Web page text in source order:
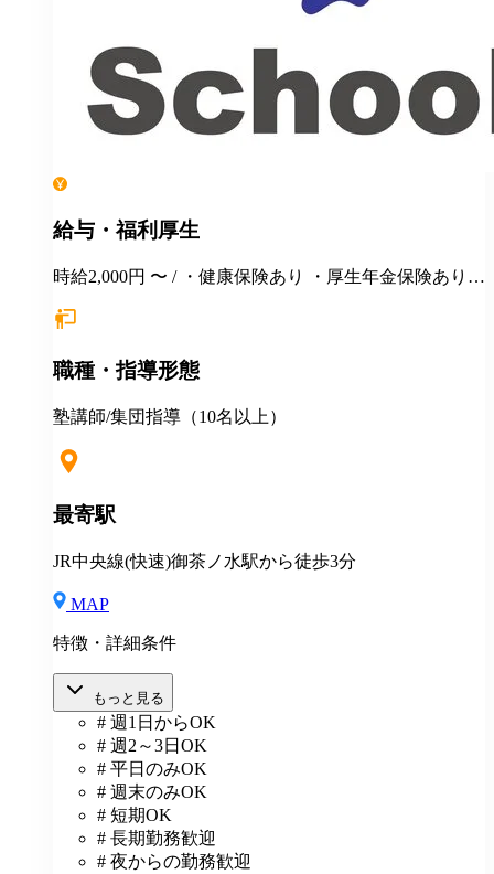
給与・福利厚生
時給2,000円 〜 / ・健康保険あり ・厚生年金保険あり
社会保険・雇用保険加入対象
職種・指導形態
塾講師/集団指導（10名以上）
最寄駅
JR中央線(快速)御茶ノ水駅から徒歩3分
MAP
特徴・詳細条件
もっと見る
# 週1日からOK
# 週2～3日OK
# 平日のみOK
# 週末のみOK
# 短期OK
# 長期勤務歓迎
# 夜からの勤務歓迎